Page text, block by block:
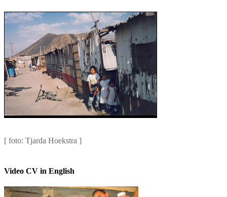
[ foto: Tjarda Hoekstra ]
Video CV in English